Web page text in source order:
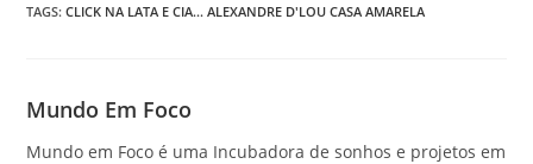
TAGS:CLICK NA LATA E CIA... ALEXANDRE D'LOU CASA AMARELA
Mundo Em Foco
Mundo em Foco é uma Incubadora de sonhos e projetos em